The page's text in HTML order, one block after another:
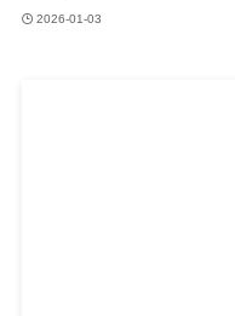
2026-01-03